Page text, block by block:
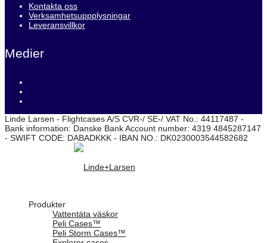
Kontakta oss
Verksamhetsuppplysningar
Leveransvillkor
Medier
Linde Larsen - Flightcases A/S CVR-/ SE-/ VAT No.: 44117487 -
Bank information: Danske Bank Account number: 4319 4845287147
- SWIFT CODE: DABADKKK - IBAN NO.: DK0230003544582682
Produkter
Vattentäta väskor
Peli Cases™
Peli Storm Cases™